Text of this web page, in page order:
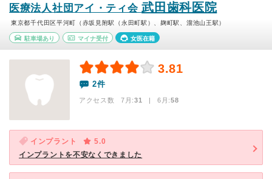
医療法人社団アイ・ティ会武田歯科医院
東京都千代田区平河町（赤坂見附駅（永田町駅）、麹町駅、溜池山王駅）
駐車場あり マイナ受付 女医在籍
3.81
2件
アクセス数 7月:31 | 6月:58
インプラント
5.0
インプラントを不安なくできました